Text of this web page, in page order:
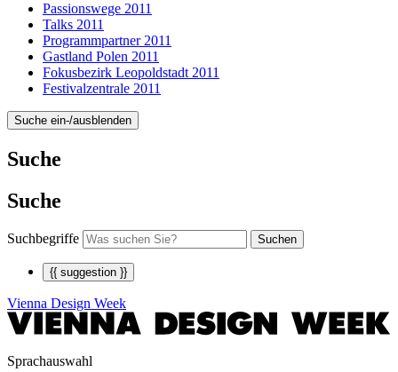
Passionswege 2011
Talks 2011
Programmpartner 2011
Gastland Polen 2011
Fokusbezirk Leopoldstadt 2011
Festivalzentrale 2011
Suche ein-/ausblenden
Suche
Suche
Suchbegriffe Suchen
{{ suggestion }}
Vienna Design Week
Sprachauswahl